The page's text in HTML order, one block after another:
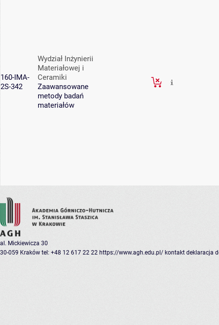
160-IMA-
2S-342
Wydział Inżynierii
Materiałowej i
Ceramiki
Zaawansowane
metody badań
materiałów
al. Mickiewicza 30
30-059 Kraków tel: +48 12 617 22 22 https://www.agh.edu.pl/ kontakt deklaracja